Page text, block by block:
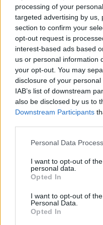
processing of your
targeted advertising by us,
section to confirm your
opt-out request is
interest-based ads based
us or personal information
your opt-out. You may
disclosure of your
IAB’s list of downstream
also be disclosed by us to
Downstream Participants
Personal Data
I want to opt-out of
personal data.
Opted In
I want to opt-out of
Personal Data.
Opted In
Architekt odpadu
postavit dům v Praze
3.5.2011 14:07 | PRAHA (ČTK/
plechovek, pneumatik nebo
magistrát by byl rád, kdyby
soběstačných domů vznikl i v
Návrat do
14.4.2011 09:54 | PRAHA (